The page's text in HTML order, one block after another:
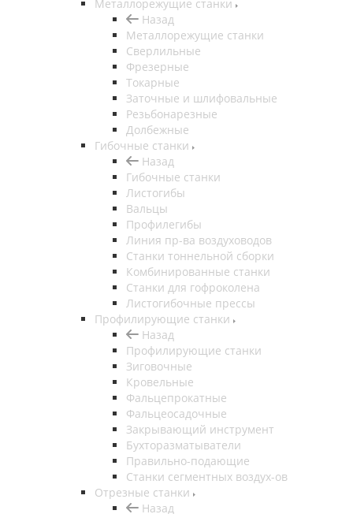
Металлорежущие станки
Назад
Металлорежущие станки
Сверлильные
Фрезерные
Токарные
Заточные и шлифовальные
Резьбонарезные
Долбежные
Гибочные станки
Назад
Гибочные станки
Листогибы
Вальцы
Профилегибы
Линия пр-ва воздуховодов
Станки тоннельной сборки
Комбинированные станки
Станки для гофроколена
Листогибочные прессы
Профилирующие станки
Назад
Профилирующие станки
Зиговочные
Кровельные
Фальцепрокатные
Фальцеосадочные
Закрывающий инструмент
Бухторазматыватели
Правильно-подающие
Станки сегментных воздух-ов
Отрезные станки
Назад